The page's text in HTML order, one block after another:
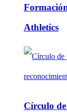
Athletics
Círculo